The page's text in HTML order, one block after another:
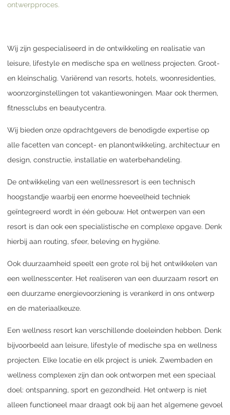
ontwerpproces.
Wij zijn gespecialiseerd in de ontwikkeling en realisatie van
leisure, lifestyle en medische spa en wellness projecten. Groot-
en kleinschalig. Variërend van resorts, hotels, woonresidenties,
woonzorginstellingen tot vakantiewoningen. Maar ook thermen,
fitnessclubs en beautycentra.
Wij bieden onze opdrachtgevers de benodigde expertise op
alle facetten van concept- en planontwikkeling, architectuur en
design, constructie, installatie en waterbehandeling.
De ontwikkeling van een wellnessresort is een technisch
hoogstandje waarbij een enorme hoeveelheid techniek
geïntegreerd wordt in één gebouw. Het ontwerpen van een
resort is dan ook een specialistische en complexe opgave. Denk
hierbij aan routing, sfeer, beleving en hygiëne.
Ook duurzaamheid speelt een grote rol bij het ontwikkelen van
een wellnesscenter. Het realiseren van een duurzaam resort en
een duurzame energievoorziening is verankerd in ons ontwerp
en de materiaalkeuze.
Een wellness resort kan verschillende doeleinden hebben. Denk
bijvoorbeeld aan leisure, lifestyle of medische spa en wellness
projecten. Elke locatie en elk project is uniek. Zwembaden en
wellness complexen zijn dan ook ontworpen met een speciaal
doel: ontspanning, sport en gezondheid. Het ontwerp is niet
alleen functioneel maar draagt ook bij aan het algemene gevoel